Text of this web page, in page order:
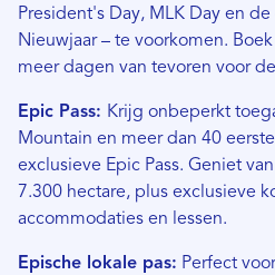
President's Day, MLK Day en
Nieuwjaar – te voorkomen.
meer dagen van tevoren voor
Epic Pass: Krijg onbeperkt
Mountain en meer dan 40
exclusieve Epic Pass. Geniet
7.300 hectare, plus exclusieve
accommodaties en lessen.
Epische lokale pas: Perfect